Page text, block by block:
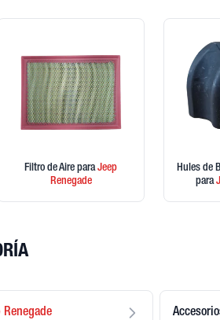
Filtro de Aire paraJeep
Renegade
Hules de
para
Renegade